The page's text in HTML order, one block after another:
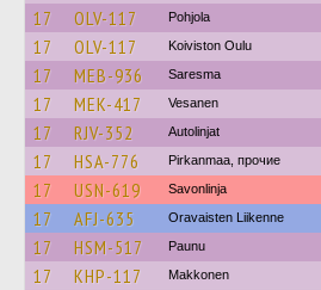
17 OLV-117 Pohjola
17 OLV-117 Koiviston Oulu
17 MEB-936 Saresma
17 MEK-417 Vesanen
17 RJV-352 Autolinjat
17 HSA-776 Pirkanmaa, прочие
17 USN-619 Savonlinja
17 AFJ-635 Oravaisten Liikenne
17 HSM-517 Paunu
17 KHP-117 Makkonen